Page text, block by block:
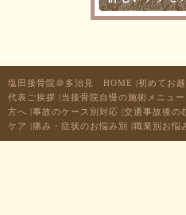
塩田接骨院＠多治見 HOME 初めてお
代表ご挨拶
当接骨院自慢の施術メニュー
方へ
事故のケース別対応 交通事故後の
ケア
痛み・症状のお悩み別 職業別お悩